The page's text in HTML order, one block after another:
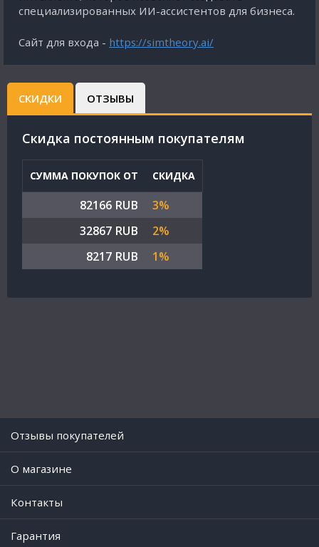
специализированных ИИ-ассистентов для бизнеса.
Сайт для входа - https://simtheory.ai/
СКИДКИ ОТЗЫВЫ
Cкидка постоянным покупателям
СУММА ПОКУПОК ОТ СКИДКА
82166 RUB
3%
32867 RUB
2%
8217 RUB
1%
Отзывы покупателей
O магазине
Контакты
Гарантия